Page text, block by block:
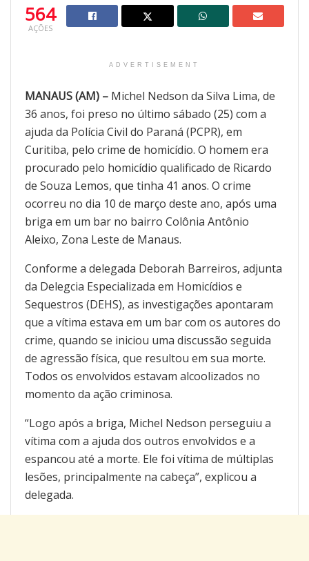
564
AÇÕES
ADVERTISEMENT
MANAUS (AM) – Michel Nedson da Silva Lima, de
36 anos, foi preso no último sábado (25) com a
ajuda da Polícia Civil do Paraná (PCPR), em
Curitiba, pelo crime de homicídio. O homem era
procurado pelo homicídio qualificado de Ricardo
de Souza Lemos, que tinha 41 anos. O crime
ocorreu no dia 10 de março deste ano, após uma
briga em um bar no bairro Colônia Antônio
Aleixo, Zona Leste de Manaus.
Conforme a delegada Deborah Barreiros, adjunta
da Delegcia Especializada em Homicídios e
Sequestros (DEHS), as investigações apontaram
que a vítima estava em um bar com os autores do
crime, quando se iniciou uma discussão seguida
de agressão física, que resultou em sua morte.
Todos os envolvidos estavam alcoolizados no
momento da ação criminosa.
“Logo após a briga, Michel Nedson perseguiu a
vítima com a ajuda dos outros envolvidos e a
espancou até a morte. Ele foi vítima de múltiplas
lesões, principalmente na cabeça”, explicou a
delegada.